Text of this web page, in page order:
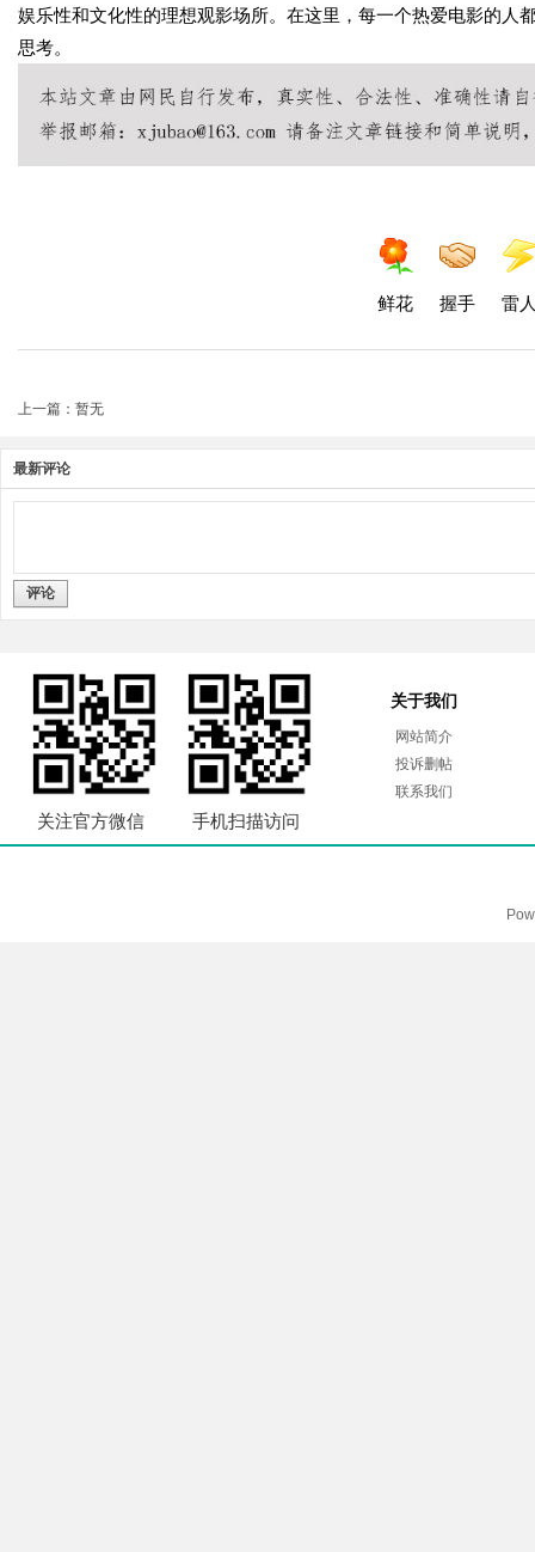
娱乐性和文化性的理想观影场所。在这里，每一个热爱电影的人
思考。
鲜花 握手 雷
上一篇：暂无
最新评论
评论
关注官方微信 手机扫描访问
关于我们
网站简介
投诉删帖
联系我们